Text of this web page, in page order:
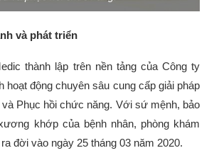
và phát triển
thành lập trên nền tảng của Công ty
hoạt động chuyên sâu cung cấp giải pháp
và Phục hồi chức năng. Với sứ mệnh, bảo
khớp của bệnh nhân, phòng khám
đời vào ngày 25 tháng 03 năm 2020.